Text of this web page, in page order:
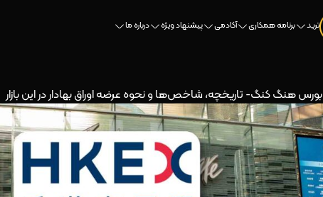
ترید برنامه همکاری آکادمی پیشنهاد ویژه درباره ما
بورس هنگ کنگ- تاریخچه، شاخص‌ها و نحوه عرضه اوراق بهادار در این بازار